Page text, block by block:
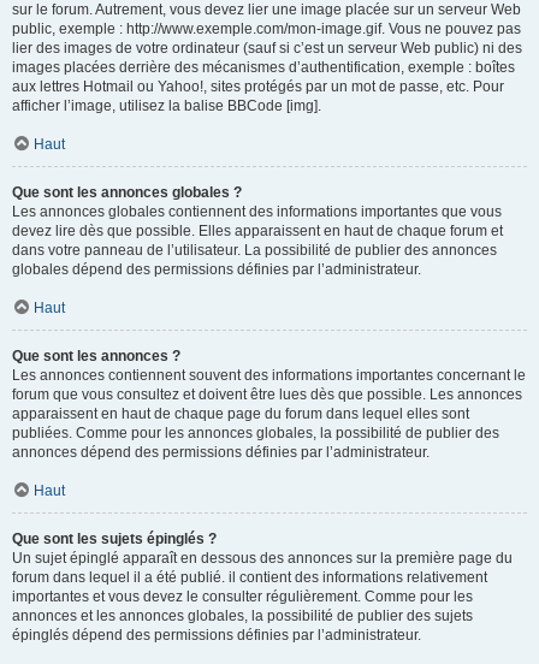
sur le forum. Autrement, vous devez lier une image placée sur un serveur Web
public, exemple : http://www.exemple.com/mon-image.gif. Vous ne pouvez pas
lier des images de votre ordinateur (sauf si c’est un serveur Web public) ni des
images placées derrière des mécanismes d’authentification, exemple : boîtes
aux lettres Hotmail ou Yahoo!, sites protégés par un mot de passe, etc. Pour
afficher l’image, utilisez la balise BBCode [img].
Haut
Que sont les annonces globales ?
Les annonces globales contiennent des informations importantes que vous
devez lire dès que possible. Elles apparaissent en haut de chaque forum et
dans votre panneau de l’utilisateur. La possibilité de publier des annonces
globales dépend des permissions définies par l’administrateur.
Haut
Que sont les annonces ?
Les annonces contiennent souvent des informations importantes concernant le
forum que vous consultez et doivent être lues dès que possible. Les annonces
apparaissent en haut de chaque page du forum dans lequel elles sont
publiées. Comme pour les annonces globales, la possibilité de publier des
annonces dépend des permissions définies par l’administrateur.
Haut
Que sont les sujets épinglés ?
Un sujet épinglé apparaît en dessous des annonces sur la première page du
forum dans lequel il a été publié. il contient des informations relativement
importantes et vous devez le consulter régulièrement. Comme pour les
annonces et les annonces globales, la possibilité de publier des sujets
épinglés dépend des permissions définies par l’administrateur.